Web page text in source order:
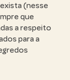
(nesse
que
a respeito
para a